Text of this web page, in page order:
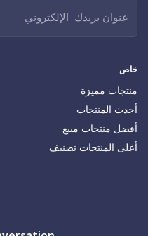
خاص
منتجات مميزة
أحدث المنتجات
أفضل منتجات مبيع
أعلى المنتجات تصنيف